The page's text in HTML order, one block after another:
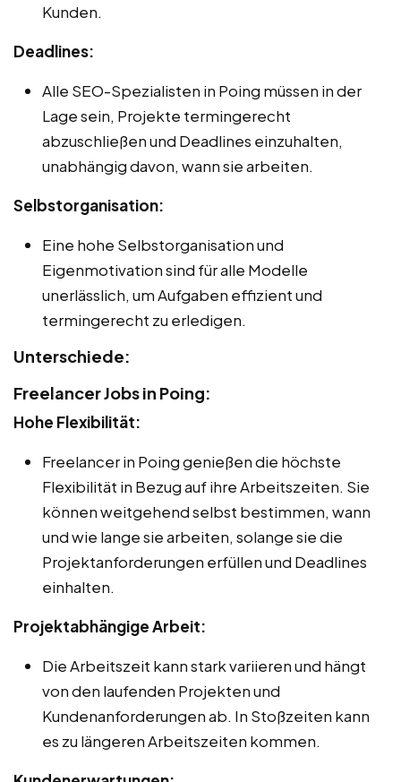
Kunden.
Deadlines:
Alle SEO-Spezialisten in Poing müssen in der
Lage sein, Projekte termingerecht
abzuschließen und Deadlines einzuhalten,
unabhängig davon, wann sie arbeiten.
Selbstorganisation:
Eine hohe Selbstorganisation und
Eigenmotivation sind für alle Modelle
unerlässlich, um Aufgaben effizient und
termingerecht zu erledigen.
Unterschiede:
Freelancer Jobs in Poing:
Hohe Flexibilität:
Freelancer in Poing genießen die höchste
Flexibilität in Bezug auf ihre Arbeitszeiten. Sie
können weitgehend selbst bestimmen, wann
und wie lange sie arbeiten, solange sie die
Projektanforderungen erfüllen und Deadlines
einhalten.
Projektabhängige Arbeit:
Die Arbeitszeit kann stark variieren und hängt
von den laufenden Projekten und
Kundenanforderungen ab. In Stoßzeiten kann
es zu längeren Arbeitszeiten kommen.